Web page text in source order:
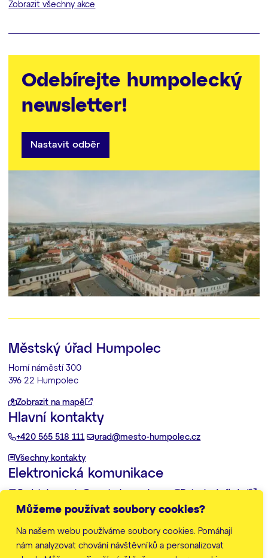
Můžeme používat soubory cookies?
Na našem webu používáme soubory cookies. Pomáhají
nám analyzovat chování návštěvníků a personalizovat
Zobrazit všechny akce
Odebírejte humpolecký
newsletter!
Nastavit odběr
Městský úřad Humpolec
Horní náměstí 300
396 22 Humpolec
Zobrazit na mapě
Hlavní kontakty
+420 565 518 111 urad@mesto-humpolec.cz
Všechny kontakty
Elektronická komunikace
Další informace
Zpracování osobních údajů
Prohlášení o přístupnosti